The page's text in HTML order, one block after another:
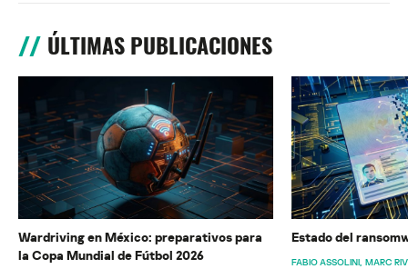
ÚLTIMAS PUBLICACIONES
Wardriving en México: preparativos para
la Copa Mundial de Fútbol 2026
Estado del
FABIO ASSOLINI MARC